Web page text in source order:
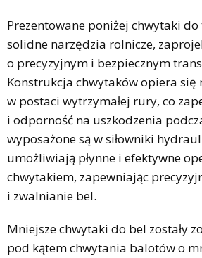
Prezentowane poniżej chwytaki
solidne narzędzia rolnicze,
o precyzyjnym i bezpiecznym
Konstrukcja chwytaków opiera się
w postaci wytrzymałej rury, co
i odporność na uszkodzenia
wyposażone są w siłowniki
umożliwiają płynne i efektywne
chwytakiem, zapewniając
i zwalnianie bel.
Mniejsze chwytaki do bel zostały
pod kątem chwytania balotów o